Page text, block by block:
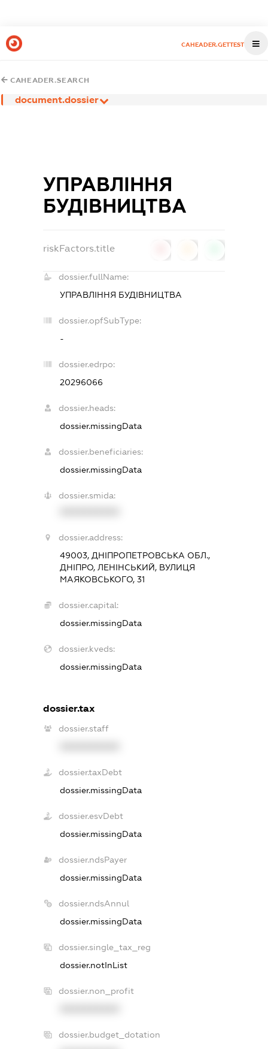
CAHEADER.GETTEST
CAHEADER.SEARCH
document.dossier
УПРАВЛІННЯ
БУДІВНИЦТВА
riskFactors.title
dossier.fullName:
УПРАВЛІННЯ БУДІВНИЦТВА
dossier.opfSubType:
-
dossier.edrpo:
20296066
dossier.heads:
dossier.missingData
dossier.beneficiaries:
dossier.missingData
dossier.smida:
dossier.address:
49003, ДНІПРОПЕТРОВСЬКА ОБЛ.,
ДНІПРО, ЛЕНІНСЬКИЙ, ВУЛИЦЯ
МАЯКОВСЬКОГО, 31
dossier.capital:
dossier.missingData
dossier.kveds:
dossier.missingData
dossier.tax
dossier.staff
dossier.taxDebt
dossier.missingData
dossier.esvDebt
dossier.missingData
dossier.ndsPayer
dossier.missingData
dossier.ndsAnnul
dossier.missingData
dossier.single_tax_reg
dossier.notInList
dossier.non_profit
dossier.budget_dotation